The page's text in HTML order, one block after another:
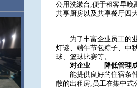
公用洗漱台,便于租客早晚
共享厨房以及共享餐厅四
为了丰富企业员工的
灯谜、端午节包粽子、中
球、篮球比赛等。
对企业——降低管理
能提供良好的住宿条
散的出租房,员工在集中式